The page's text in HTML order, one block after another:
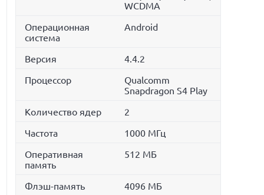
WCDMA
Операционная
система
Android
Версия
4.4.2
Процессор
Qualcomm
Snapdragon S4 Play
Количество ядер
2
Частота
1000 МГц
Оперативная
память
512 МБ
Флэш-память 4096 МБ